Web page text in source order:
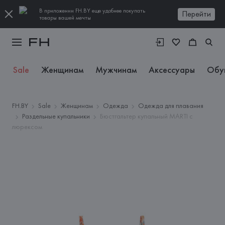
В приложении FH.BY еще удобнее покупать
товары вашей мечты
Перейти
Sale Женщинам Мужчинам Аксессуары
FH.BY Sale Женщинам Одежда
Одежда для плавания
Раздельные купальники
Бюстгальтер купальный MARTI с
люрексом